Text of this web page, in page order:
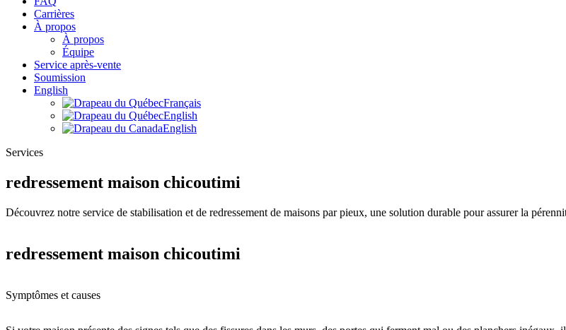
Carrières
À propos
À propos
Équipe
Service après-vente
Soumission
English
Français
English
English
Services
redressement maison chicoutimi
Découvrez notre service de stabilisation et de redressement de maisons par pieux, une solution durable pour assurer la
redressement maison chicoutimi
Symptômes et causes